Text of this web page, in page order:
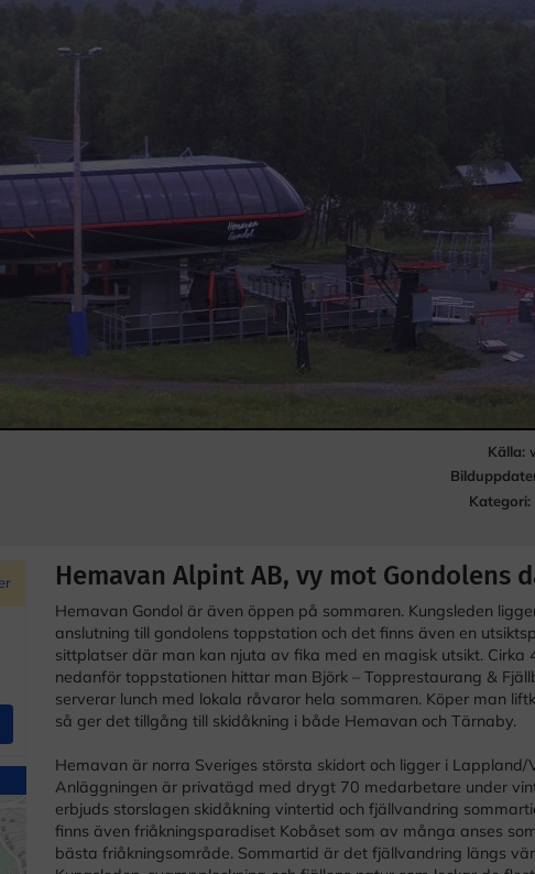
Källa:
Kategori:
Hemavan Alpint AB, vy mot Gondolens
Hemavan Gondol är även öppen på sommaren. Kungsleden
anslutning till gondolens toppstation och det finns även en
sittplatser där man kan njuta av fika med en magisk utsikt. Cirka
nedanför toppstationen hittar man Björk – Topprestaurang &
serverar lunch med lokala råvaror hela sommaren. Köper man
så ger det tillgång till skidåkning i både Hemavan och Tärnaby.
Hemavan är norra Sveriges största skidort och ligger i Lappland/
Anläggningen är privatägd med drygt 70 medarbetare under
erbjuds storslagen skidåkning vintertid och fjällvandring
finns även friåkningsparadiset Kobåset som av många anses
bästa friåkningsområde. Sommartid är det fjällvandring längs